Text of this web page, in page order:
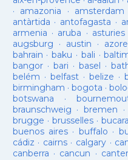
· amazonia · amsterdam
antàrtida · antofagasta ·
armenia · aruba · asturies
augsburg · austin ·
bahrain ·baku · bali ·
bangor· bari ·basel ·
belém · belfast· belize ·
birmingham · bogota ·
botswana ·
braunschweig · bremen
brugge · brusselles·
buenos aires· buffalo ·
cádiz · cairns· calgary ·
canberra · cancun ·